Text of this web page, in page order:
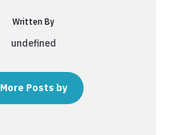
Written By
undefined
More Posts by